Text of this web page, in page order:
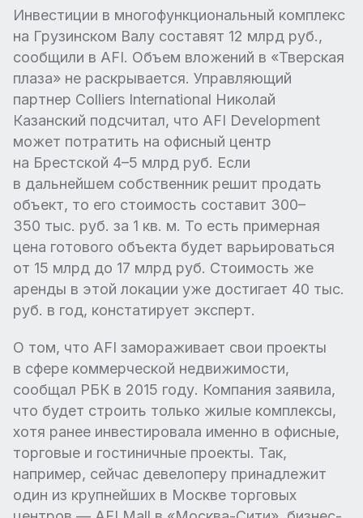
Инвестиции в многофункциональный комплекс
на Грузинском Валу составят 12 млрд руб.,
сообщили в AFI. Объем вложений в «Тверская
плаза» не раскрывается. Управляющий
партнер Colliers International Николай
Казанский подсчитал, что AFI Development
может потратить на офисный центр
на Брестской 4–5 млрд руб. Если
в дальнейшем собственник решит продать
объект, то его стоимость составит 300–
350 тыс. руб. за 1 кв. м. То есть примерная
цена готового объекта будет варьироваться
от 15 млрд до 17 млрд руб. Стоимость же
аренды в этой локации уже достигает 40 тыс.
руб. в год, констатирует эксперт.
О том, что AFI замораживает свои проекты
в сфере коммерческой недвижимости,
сообщал РБК в 2015 году. Компания заявила,
что будет строить только жилые комплексы,
хотя ранее инвестировала именно в офисные,
торговые и гостиничные проекты. Так,
например, сейчас девелоперу принадлежит
один из крупнейших в Москве торговых